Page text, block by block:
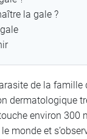
la gale ?
de la famille
dermatologique
environ 300
monde et